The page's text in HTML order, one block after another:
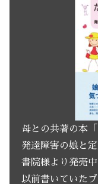
母との共著の本
発達障害の娘と
書院様より発売中
以前書いていた